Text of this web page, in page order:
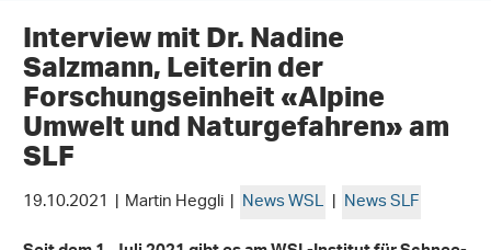
Interview mit Dr. Nadine
Salzmann, Leiterin der
Forschungseinheit «Alpine
Umwelt und Naturgefahren» am
SLF
19.10.2021 | Martin Heggli | News WSL | News SLF